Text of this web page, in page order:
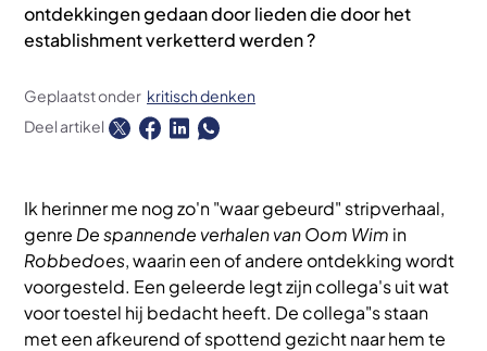
ontdekkingen gedaan door lieden die door het
establishment verketterd werden ?
Geplaatst onder kritisch denken
Deel artikel
Ik herinner me nog zo'n "waar gebeurd" stripverhaal,
genre De spannende verhalen van Oom Wim in
Robbedoes, waarin een of andere ontdekking wordt
voorgesteld. Een geleerde legt zijn collega's uit wat
voor toestel hij bedacht heeft. De collega"s staan
met een afkeurend of spottend gezicht naar hem te